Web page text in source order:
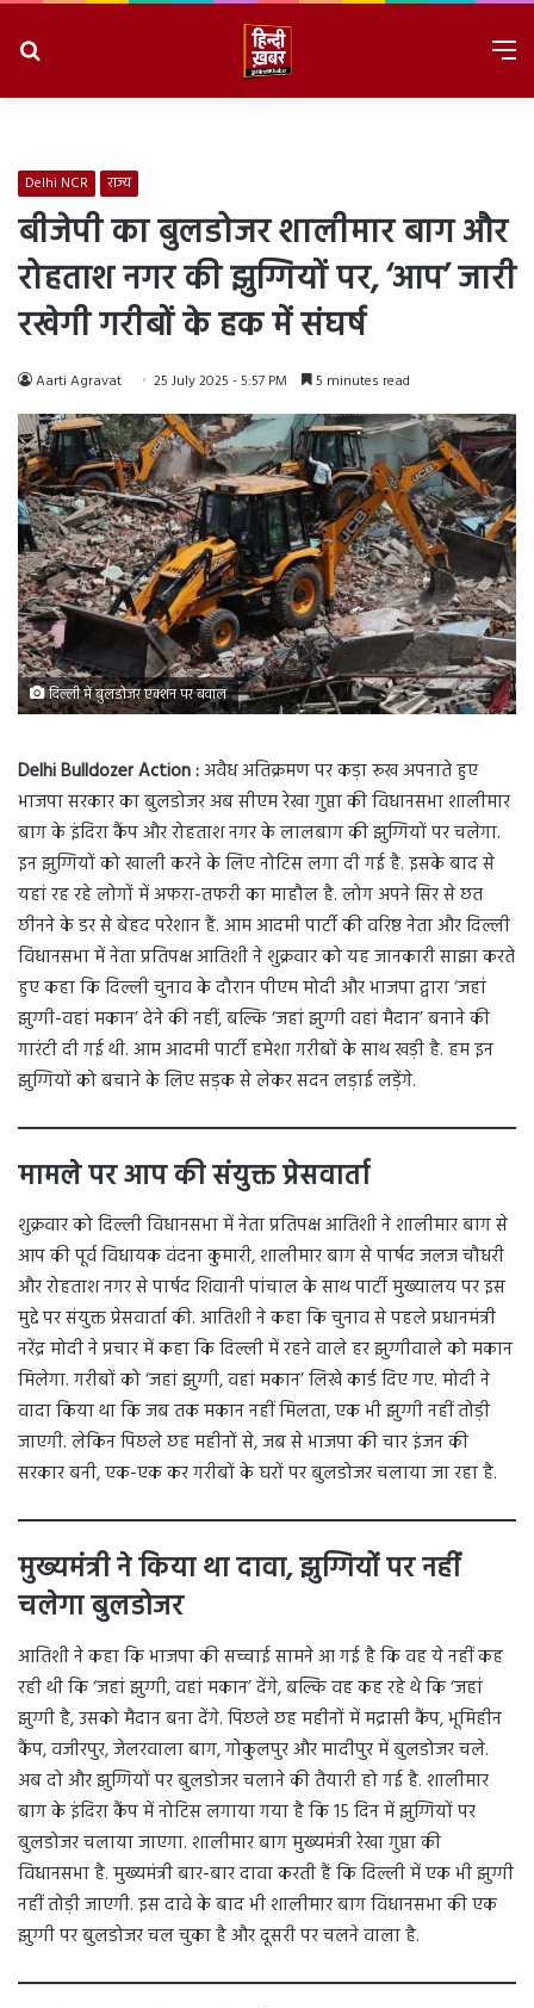
Delhi NCR राज्य
बीजेपी का बुलडोजर शालीमार बाग और
रोहताश नगर की झुग्गियों पर, ‘आप’ जारी
रखेगी गरीबों के हक में संघर्ष
Aarti Agravat 25 July 2025 - 5:57 PM 5 minutes read
दिल्ली में बुलडोजर एक्शन पर बवाल
Delhi Bulldozer Action :अवैध अतिक्रमण पर कड़ा रूख अपनाते हुए
भाजपा सरकार का बुलडोजर अब सीएम रेखा गुप्ता की विधानसभा शालीमार
बाग के इंदिरा कैंप और रोहताश नगर के लालबाग की झुग्गियों पर चलेगा.
इन झुग्गियों को खाली करने के लिए नोटिस लगा दी गई है. इसके बाद से
यहां रह रहे लोगों में अफरा-तफरी का माहौल है. लोग अपने सिर से छत
छीनने के डर से बेहद परेशान हैं. आम आदमी पार्टी की वरिष्ठ नेता और दिल्ली
विधानसभा में नेता प्रतिपक्ष आतिशी ने शुक्रवार को यह जानकारी साझा करते
हुए कहा कि दिल्ली चुनाव के दौरान पीएम मोदी और भाजपा द्वारा ‘जहां
झुग्गी-वहां मकान’ देने की नहीं, बल्कि ‘जहां झुग्गी वहां मैदान’ बनाने की
गारंटी दी गई थी. आम आदमी पार्टी हमेशा गरीबों के साथ खड़ी है. हम इन
झुग्गियों को बचाने के लिए सड़क से लेकर सदन लड़ाई लड़ेंगे.
मामले पर आप की संयुक्त प्रेसवार्ता
शुक्रवार को दिल्ली विधानसभा में नेता प्रतिपक्ष आतिशी ने शालीमार बाग से
आप की पूर्व विधायक वंदना कुमारी, शालीमार बाग से पार्षद जलज चौधरी
और रोहताश नगर से पार्षद शिवानी पांचाल के साथ पार्टी मुख्यालय पर इस
मुद्दे पर संयुक्त प्रेसवार्ता की. आतिशी ने कहा कि चुनाव से पहले प्रधानमंत्री
नरेंद्र मोदी ने प्रचार में कहा कि दिल्ली में रहने वाले हर झुग्गीवाले को मकान
मिलेगा. गरीबों को ‘जहां झुग्गी, वहां मकान’ लिखे कार्ड दिए गए. मोदी ने
वादा किया था कि जब तक मकान नहीं मिलता, एक भी झुग्गी नहीं तोड़ी
जाएगी. लेकिन पिछले छह महीनों से, जब से भाजपा की चार इंजन की
सरकार बनी, एक-एक कर गरीबों के घरों पर बुलडोजर चलाया जा रहा है.
मुख्यमंत्री ने किया था दावा, झुग्गियों पर नहीं
चलेगा बुलडोजर
आतिशी ने कहा कि भाजपा की सच्चाई सामने आ गई है कि वह ये नहीं कह
रही थी कि ‘जहां झुग्गी, वहां मकान’ देंगे, बल्कि वह कह रहे थे कि ‘जहां
झुग्गी है, उसको मैदान बना देंगे. पिछले छह महीनों में मद्रासी कैंप, भूमिहीन
कैंप, वजीरपुर, जेलरवाला बाग, गोकुलपुर और मादीपुर में बुलडोजर चले.
अब दो और झुग्गियों पर बुलडोजर चलाने की तैयारी हो गई है. शालीमार
बाग के इंदिरा कैंप में नोटिस लगाया गया है कि 15 दिन में झुग्गियों पर
बुलडोजर चलाया जाएगा. शालीमार बाग मुख्यमंत्री रेखा गुप्ता की
विधानसभा है. मुख्यमंत्री बार-बार दावा करती हैं कि दिल्ली में एक भी झुग्गी
नहीं तोड़ी जाएगी. इस दावे के बाद भी शालीमार बाग विधानसभा की एक
झुग्गी पर बुलडोजर चल चुका है और दूसरी पर चलने वाला है.